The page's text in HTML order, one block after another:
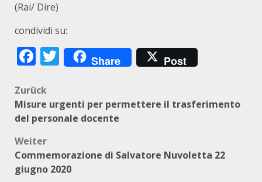
(Rai/ Dire)
condividi su:
Facebook
Twitter
Share Post
Beitragsnavigation
Zurück
Misure urgenti per permettere il trasferimento
del personale docente
Weiter
Commemorazione di Salvatore Nuvoletta 22
giugno 2020